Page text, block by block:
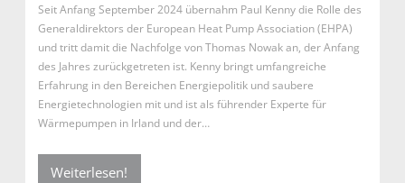
Seit Anfang September 2024 übernahm Paul Kenny die Rolle des
Generaldirektors der European Heat Pump Association (EHPA)
und tritt damit die Nachfolge von Thomas Nowak an, der Anfang
des Jahres zurückgetreten ist. Kenny bringt umfangreiche
Erfahrung in den Bereichen Energiepolitik und saubere
Energietechnologien mit und ist als führender Experte für
Wärmepumpen in Irland und der…
Weiterlesen!